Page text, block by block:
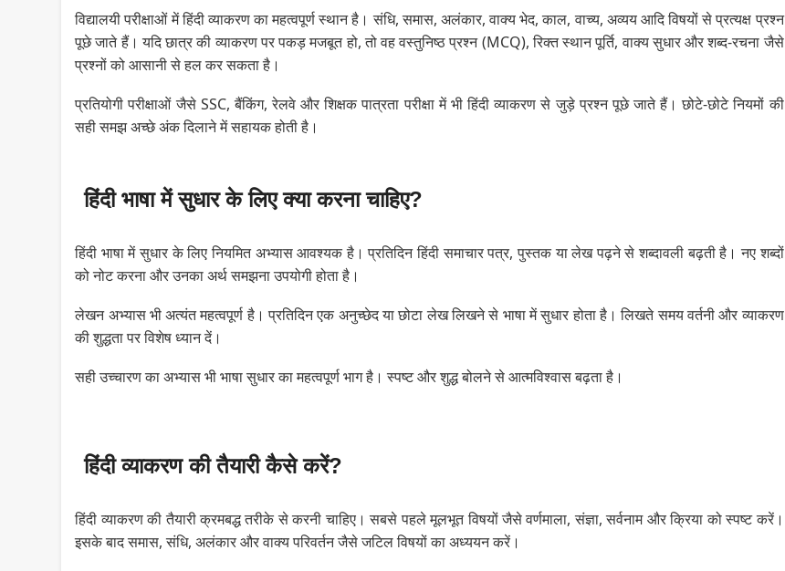
विद्यालयी परीक्षाओं में हिंदी व्याकरण का महत्वपूर्ण स्थान है। संधि, समास, अलंकार, वाक्य भेद, काल, वाच्य, अव्यय आदि विषयों से प्रत्यक्ष प्रश्न
पूछे जाते हैं। यदि छात्र की व्याकरण पर पकड़ मजबूत हो, तो वह वस्तुनिष्ठ प्रश्न (MCQ), रिक्त स्थान पूर्ति, वाक्य सुधार और शब्द-रचना जैसे
प्रश्नों को आसानी से हल कर सकता है।
प्रतियोगी परीक्षाओं जैसे SSC, बैंकिंग, रेलवे और शिक्षक पात्रता परीक्षा में भी हिंदी व्याकरण से जुड़े प्रश्न पूछे जाते हैं। छोटे-छोटे नियमों की
सही समझ अच्छे अंक दिलाने में सहायक होती है।
हिंदी भाषा में सुधार के लिए क्या करना चाहिए?
हिंदी भाषा में सुधार के लिए नियमित अभ्यास आवश्यक है। प्रतिदिन हिंदी समाचार पत्र, पुस्तक या लेख पढ़ने से शब्दावली बढ़ती है। नए शब्दों
को नोट करना और उनका अर्थ समझना उपयोगी होता है।
लेखन अभ्यास भी अत्यंत महत्वपूर्ण है। प्रतिदिन एक अनुच्छेद या छोटा लेख लिखने से भाषा में सुधार होता है। लिखते समय वर्तनी और व्याकरण
की शुद्धता पर विशेष ध्यान दें।
सही उच्चारण का अभ्यास भी भाषा सुधार का महत्वपूर्ण भाग है। स्पष्ट और शुद्ध बोलने से आत्मविश्वास बढ़ता है।
हिंदी व्याकरण की तैयारी कैसे करें?
हिंदी व्याकरण की तैयारी क्रमबद्ध तरीके से करनी चाहिए। सबसे पहले मूलभूत विषयों जैसे वर्णमाला, संज्ञा, सर्वनाम और क्रिया को स्पष्ट करें।
इसके बाद समास, संधि, अलंकार और वाक्य परिवर्तन जैसे जटिल विषयों का अध्ययन करें।